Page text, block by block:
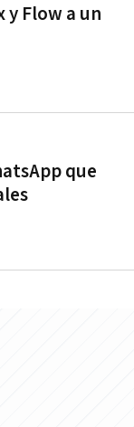
y Flow a un
que